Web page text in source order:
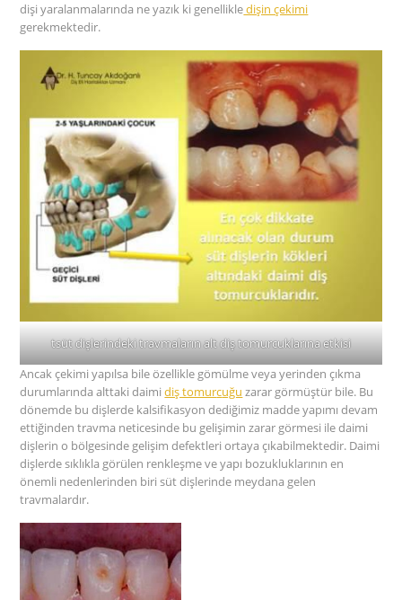
dişi yaralanmalarında ne yazık ki genellikledişin çekimi
gerekmektedir.
tsüt dişlerindeki travmaların alt diş tomurcuklarına etkisi
Ancak çekimi yapılsa bile özellikle gömülme veya yerinden çıkma
durumlarında alttaki daimidiş tomurcuğu zarar görmüştür bile. Bu
dönemde bu dişlerde kalsifikasyon dediğimiz madde yapımı devam
ettiğinden travma neticesinde bu gelişimin zarar görmesi ile daimi
dişlerin o bölgesinde gelişim defektleri ortaya çıkabilmektedir. Daimi
dişlerde sıklıkla görülen renkleşme ve yapı bozukluklarının en
önemli nedenlerinden biri süt dişlerinde meydana gelen
travmalardır.